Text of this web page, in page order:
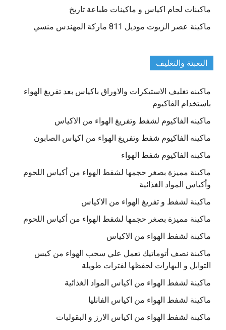
ماكينات لحام اكياس و ماكينات طباعة تاريخ
ماكينة عصر الزيوت موديل 811 ماركة المهندس منسي
التعبئة والتغليف
ماكينه تغليف الاستيكرات والاوراق باكياس بعد تفريغ الهواء
باستخدام الفاكيوم
ماكينه الفاكيوم لشفط وتفريغ الهواء من الاكياس
ماكينه الفاكيوم شفط وتفريغ الهواء من اكياس الصابون
ماكينه الفاكيوم شفط الهواء
ماكينة مميزة بصغر حجمها لشفط الهواء من أكياس اللحوم
وأكياس المواد الغذائية
ماكينة لشفط و تفريغ الهواء من الاكياس
ماكينة مميزة بصغر حجمها لشفط الهواء من أكياس اللحوم
ماكينة لشفط الهواء من الاكياس
ماكينة نصف أتوماتيك تعمل علي سحب الهواء من كيس
التوابل و البهارات لحفظها لفترات طويلة
ماكينة لشفط الهواء من اكياس المواد الغذائية
ماكينة لشفط الهواء من اكياس الفانليا
ماكينة لشفط الهواء من اكياس الارز و البقوليات